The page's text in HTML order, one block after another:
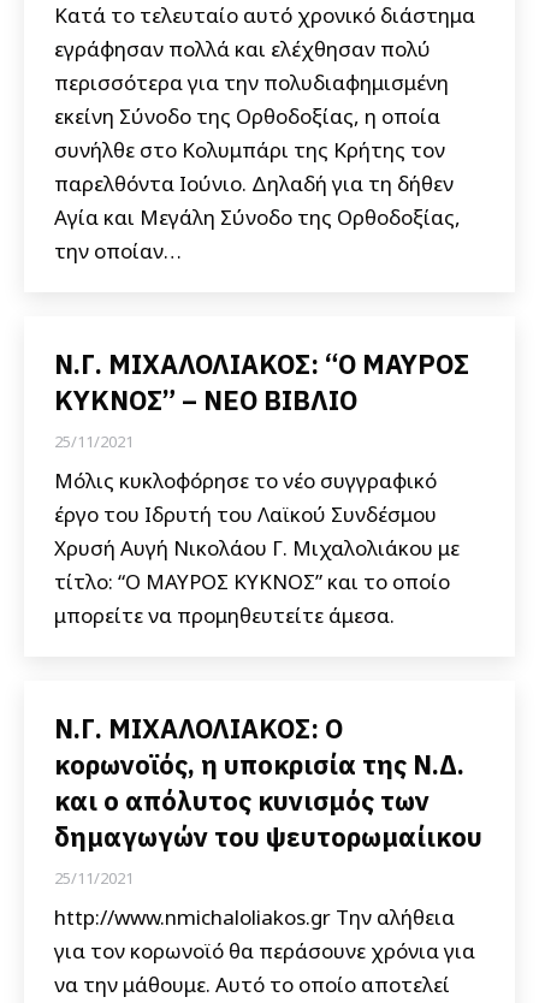
Κατά το τελευταίο αυτό χρονικό διάστημα
εγράφησαν πολλά και ελέχθησαν πολύ
περισσότερα για την πολυδιαφημισμένη
εκείνη Σύνοδο της Ορθοδοξίας, η οποία
συνήλθε στο Κολυμπάρι της Κρήτης τον
παρελθόντα Ιούνιο. Δηλαδή για τη δήθεν
Αγία και Μεγάλη Σύνοδο της Ορθοδοξίας,
την οποίαν…
Ν.Γ. ΜΙΧΑΛΟΛΙΑΚΟΣ: “Ο ΜΑΥΡΟΣ
ΚΥΚΝΟΣ” – ΝΕΟ ΒΙΒΛΙΟ
25/11/2021
Μόλις κυκλοφόρησε το νέο συγγραφικό
έργο του Ιδρυτή του Λαϊκού Συνδέσμου
Χρυσή Αυγή Νικολάου Γ. Μιχαλολιάκου με
τίτλο: “Ο ΜΑΥΡΟΣ ΚΥΚΝΟΣ” και το οποίο
μπορείτε να προμηθευτείτε άμεσα.
Ν.Γ. ΜΙΧΑΛΟΛΙΑΚΟΣ: Ο
κορωνοϊός, η υποκρισία της Ν.Δ.
και ο απόλυτος κυνισμός των
δημαγωγών του ψευτορωμαίικου
25/11/2021
http://www.nmichaloliakos.gr Την αλήθεια
για τον κορωνοϊό θα περάσουνε χρόνια για
να την μάθουμε. Αυτό το οποίο αποτελεί